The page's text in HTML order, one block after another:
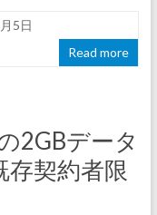
5日
Read more
2GBデータ
契約者限